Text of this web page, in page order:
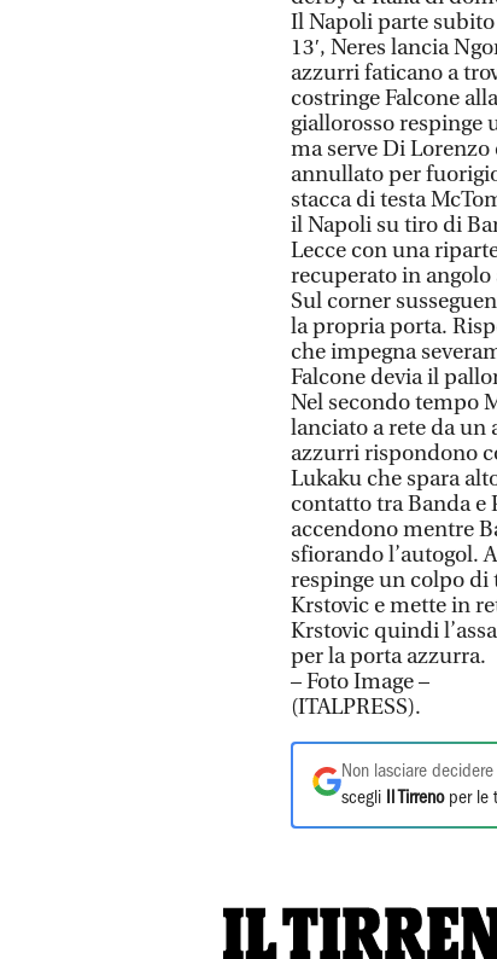
Il Napoli parte subito
13′, Neres lancia
azzurri faticano a
costringe Falcone
giallorosso respinge
ma serve Di
annullato per
stacca di testa
il Napoli su tiro di
Lecce con una
recuperato in
Sul corner
la propria porta.
che impegna
Falcone devia il
Nel secondo tempo
lanciato a rete da
azzurri rispondono
Lukaku che spara
contatto tra Banda e
accendono mentre
sfiorando l’autogol.
respinge un colpo di
Krstovic e mette in
Krstovic quindi
per la porta azzurra.
– Foto Image –
(ITALPRESS).
Non lasciare
scegli
Il Tirrenoper le